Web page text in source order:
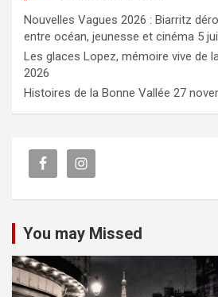
Nouvelles Vagues 2026 : Biarritz
entre océan, jeunesse et cinéma 5
Les glaces Lopez, mémoire vive de
2026
Histoires de la Bonne Vallée 27
You may Missed